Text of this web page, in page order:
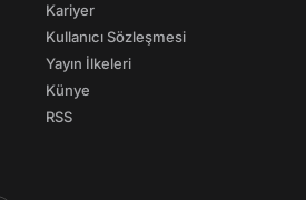
Kariyer
Kullanıcı Sözleşmesi
Yayın İlkeleri
Künye
RSS